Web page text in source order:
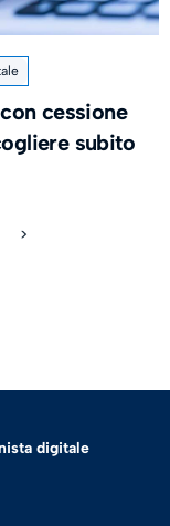
cessione
subito
>
digitale